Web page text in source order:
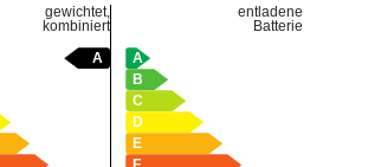
gewichtet,
kombiniert
entladene
Batterie